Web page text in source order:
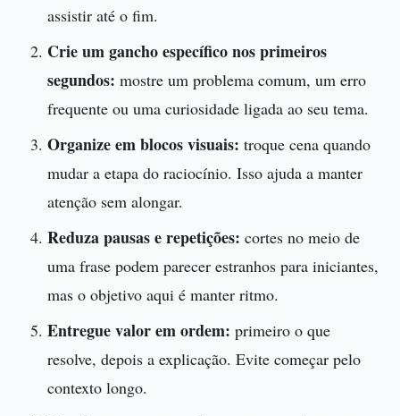
assistir até o fim.
Crie um gancho específico nos primeiros
segundos: mostre um problema comum, um erro
frequente ou uma curiosidade ligada ao seu tema.
Organize em blocos visuais: troque cena quando
mudar a etapa do raciocínio. Isso ajuda a manter
atenção sem alongar.
Reduza pausas e repetições: cortes no meio de
uma frase podem parecer estranhos para iniciantes,
mas o objetivo aqui é manter ritmo.
Entregue valor em ordem: primeiro o que
resolve, depois a explicação. Evite começar pelo
contexto longo.